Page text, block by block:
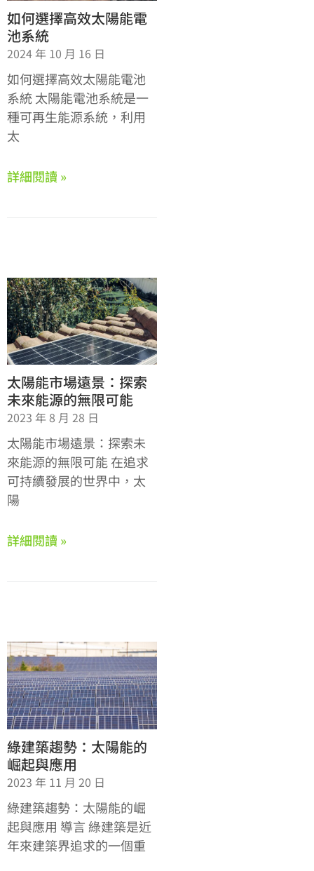
如何選擇高效太陽能電
池系統
2024 年 10 月 16 日
如何選擇高效太陽能電池
系統 太陽能電池系統是一
種可再生能源系統，利用
太
詳細閱讀 »
太陽能市場遠景：探索
未來能源的無限可能
2023 年 8 月 28 日
太陽能市場遠景：探索未
來能源的無限可能 在追求
可持續發展的世界中，太
陽
詳細閱讀 »
綠建築趨勢：太陽能的
崛起與應用
2023 年 11 月 20 日
綠建築趨勢：太陽能的崛
起與應用 導言 綠建築是近
年來建築界追求的一個重